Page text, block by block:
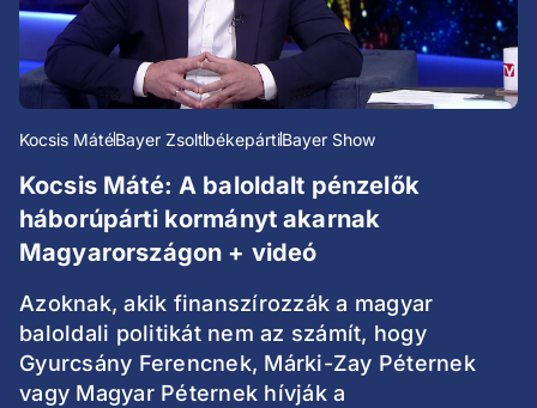
Kocsis MátéBayer ZsoltbékepártiBayer Show
Kocsis Máté: A baloldalt pénzelők
háborúpárti kormányt akarnak
Magyarországon + videó
Azoknak, akik finanszírozzák a magyar
baloldali politikát nem az számít, hogy
Gyurcsány Ferencnek, Márki-Zay Péternek
vagy Magyar Péternek hívják a